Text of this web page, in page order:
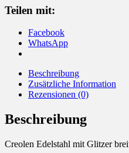
Glitzer
breit
Menge
Teilen mit:
Facebook
WhatsApp
Beschreibung
Zusätzliche Information
Rezensionen (0)
Beschreibung
Creolen Edelstahl mit Glitzer